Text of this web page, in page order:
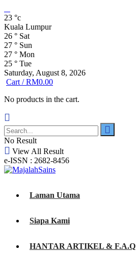
23 °c
Kuala Lumpur
26 ° Sat
27 ° Sun
27 ° Mon
25 ° Tue
Saturday, August 8, 2026
Cart /RM0.00
No products in the cart.
No Result
View All Result
e-ISSN : 2682-8456
Laman Utama
Siapa Kami
HANTAR ARTIKEL & F.A.Q